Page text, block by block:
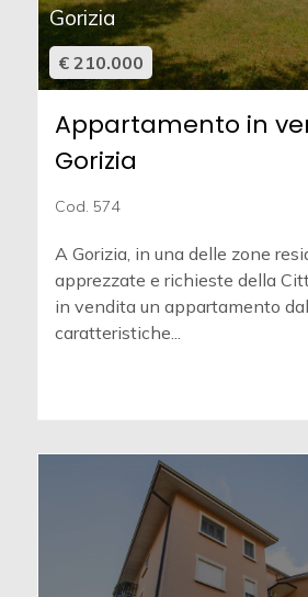
Gorizia
€ 210.000
Appartamento in
Gorizia
Cod. 574
A Gorizia, in una delle zone
apprezzate e richieste della
in vendita un appartamento
caratteristiche...